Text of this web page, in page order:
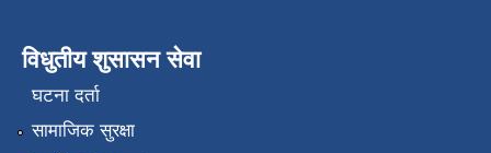
विधुतीय शुसासन सेवा
घटना दर्ता
सामाजिक सुरक्षा